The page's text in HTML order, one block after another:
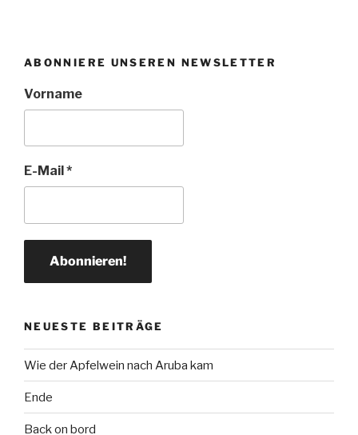
ABONNIERE UNSEREN NEWSLETTER
Vorname
E-Mail*
NEUESTE BEITRÄGE
Wie der Apfelwein nach Aruba kam
Ende
Back on bord